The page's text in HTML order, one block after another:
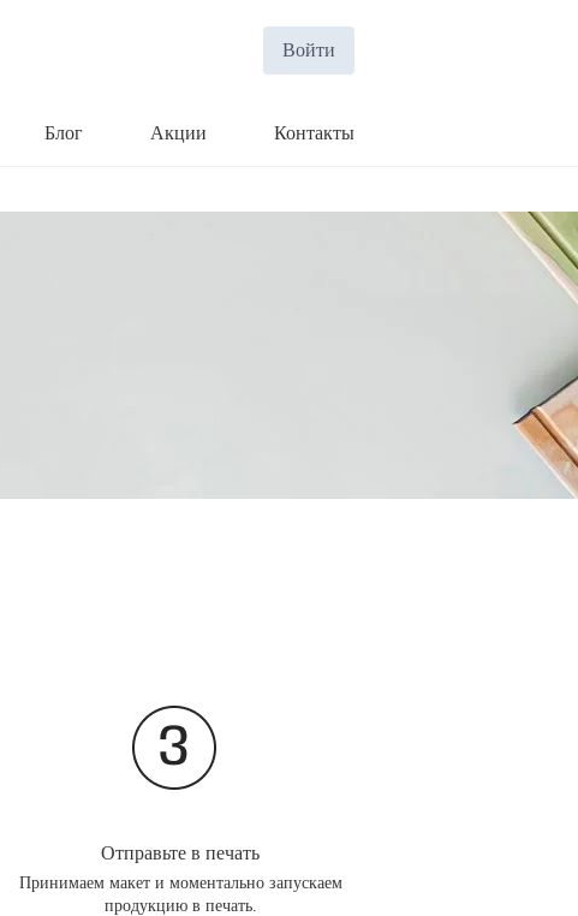
Войти
Блог Акции Контакты
Отправьте в печать
Принимаем макет и моментально запускаем
продукцию в печать.